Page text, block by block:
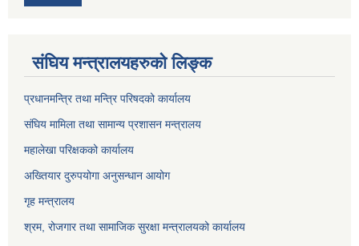
संघिय मन्त्रालयहरुको लिङ्‍क
प्रधानमन्त्रि तथा मन्त्रि परिषदको कार्यालय
संघिय मामिला तथा सामान्य प्रशासन मन्त्रालय
महालेखा परिक्षकको कार्यालय
अख्तियार दुरुपयोगा अनुसन्धान आयोग
गृह मन्त्रालय
श्रम, रोजगार तथा सामाजिक सुरक्षा मन्त्रालयको कार्यालय